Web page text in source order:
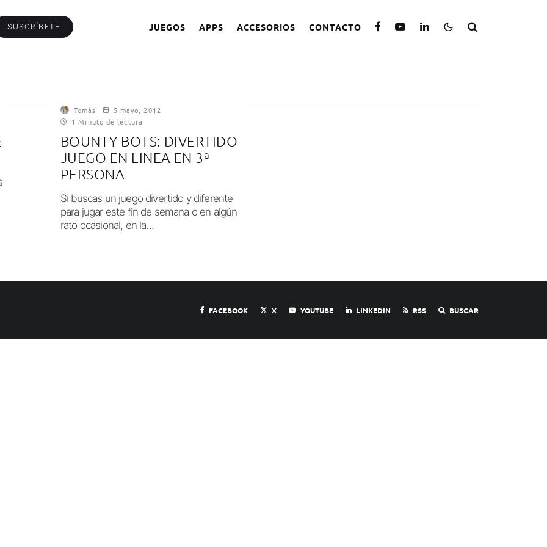
SUSCRÍBETE JUEGOS APPS ACCESORIOS CONTACTO
Tomás
5 mayo, 2012
1 Minuto de lectura
BOUNTY BOTS: DIVERTIDO
JUEGO EN LINEA EN 3ª
PERSONA
Si buscas un juego divertido y diferente
para jugar este fin de semana o en algún
rato ocasional, en la...
FACEBOOK X YOUTUBE LINKEDIN RSS BUSCAR